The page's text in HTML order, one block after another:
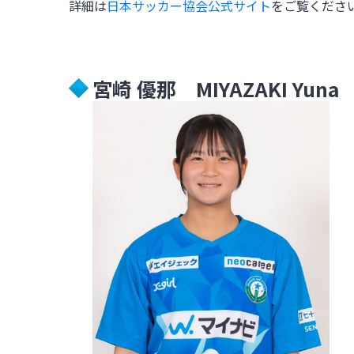
詳細は日本サッカー協会公式サイトをご覧くださ
宮崎 優那 MIYAZAKI Yuna